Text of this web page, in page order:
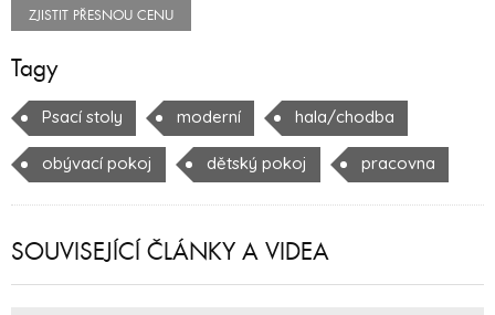
ZJISTIT PŘESNOU CENU
Tagy
Psací stoly moderní hala/chodba
obývací pokoj dětský pokoj pracovna
SOUVISEJÍCÍ ČLÁNKY A VIDEA